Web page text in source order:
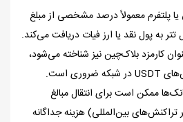
یا پلتفرم معمولاً درصد مشخصی از مبلغ
تتر به پول نقد یا ارز فیات دریافت می‌کند.
کارمزد بلاک‌چین نیز شناخته می‌شود،
USDTدر شبکه ضروری است.
ممکن است برای انتقال مبالغ
بین‌المللی)هزینه جداگانه